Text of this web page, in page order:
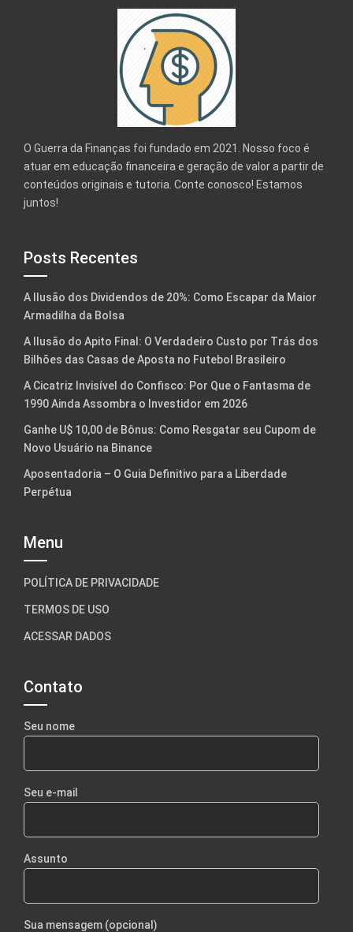
O Guerra da Finanças foi fundado em 2021. Nosso foco é
atuar em educação financeira e geração de valor a partir de
conteúdos originais e tutoria. Conte conosco! Estamos
juntos!
Posts Recentes
A Ilusão dos Dividendos de 20%: Como Escapar da Maior
Armadilha da Bolsa
A Ilusão do Apito Final: O Verdadeiro Custo por Trás dos
Bilhões das Casas de Aposta no Futebol Brasileiro
A Cicatriz Invisível do Confisco: Por Que o Fantasma de
1990 Ainda Assombra o Investidor em 2026
Ganhe U$ 10,00 de Bônus: Como Resgatar seu Cupom de
Novo Usuário na Binance
Aposentadoria – O Guia Definitivo para a Liberdade
Perpétua
Menu
POLÍTICA DE PRIVACIDADE
TERMOS DE USO
ACESSAR DADOS
Contato
Seu nome
Seu e-mail
Assunto
Sua mensagem (opcional)